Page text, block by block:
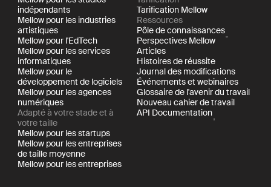
indépendants
Mellow pour les industries
artistiques
Mellow pour l'EdTech
Mellow pour les services
informatiques
Mellow pour le
développement de logiciels
Mellow pour les agences
numériques
Adapté à votre stade et à
votre taille
Mellow pour les startups
Mellow pour les entreprises
de taille moyenne
Mellow pour les entreprises
Tarification Mellow
Ressources
Pôle de connaissances
Perspectives Mellow
Articles
Histoires de réussite
Journal des modifications
Événements et webinaires
Glossaire de l'avenir du travail
Nouveau cahier de travail
API Documentation